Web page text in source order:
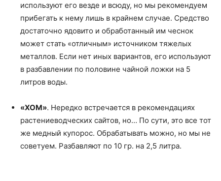
используют его везде и всюду, но мы рекомендуем
прибегать к нему лишь в крайнем случае. Средство
достаточно ядовито и обработанный им чеснок
может стать «отличным» источником тяжелых
металлов. Если нет иных вариантов, его используют
в разбавлении по половине чайной ложки на 5
литров воды.
«ХОМ». Нередко встречается в рекомендациях
растениеводческих сайтов, но… По сути, это все тот
же медный купорос. Обрабатывать можно, но мы не
советуем. Разбавляют по 10 гр. на 2,5 литра.